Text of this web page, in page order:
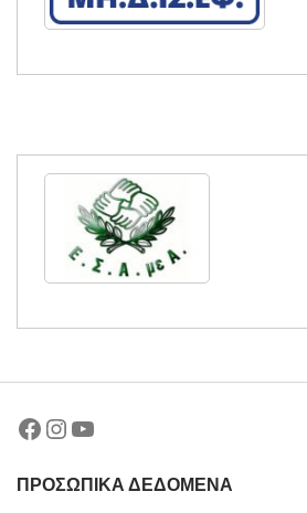
Facebook
Instagram
YouTube
ΠΡΟΣΩΠΙΚΑ ΔΕΔΟΜΕΝΑ